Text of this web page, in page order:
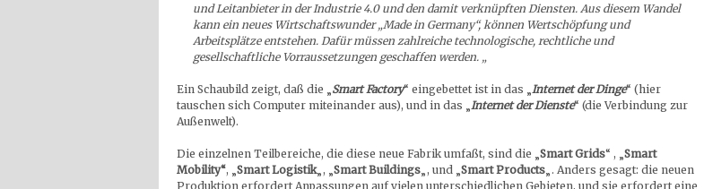
und Leitanbieter in der Industrie 4.0 und den damit verknüpften Diensten. Aus diesem Wandel
kann ein neues Wirtschaftswunder „Made in Germany“, können Wertschöpfung und
Arbeitsplätze entstehen. Dafür müssen zahlreiche technologische, rechtliche und
gesellschaftliche Vorraussetzungen geschaffen werden. „
Ein Schaubild zeigt, daß die „ Smart Factory“ eingebettet ist in das „ Internet der Dinge“ (hier
tauschen sich Computer miteinander aus), und in das „ Internet der Dienste“ (die Verbindung zur
Außenwelt).
Die einzelnen Teilbereiche, die diese neue Fabrik umfaßt, sind die „ Smart Grids“ , „ Smart
Mobility“, „ Smart Logistik„, „ Smart Buildings „, und „ Smart Products „. Anders gesagt: die neuen
Produktion erfordert Anpassungen auf vielen unterschiedlichen Gebieten, und sie erfordert eine